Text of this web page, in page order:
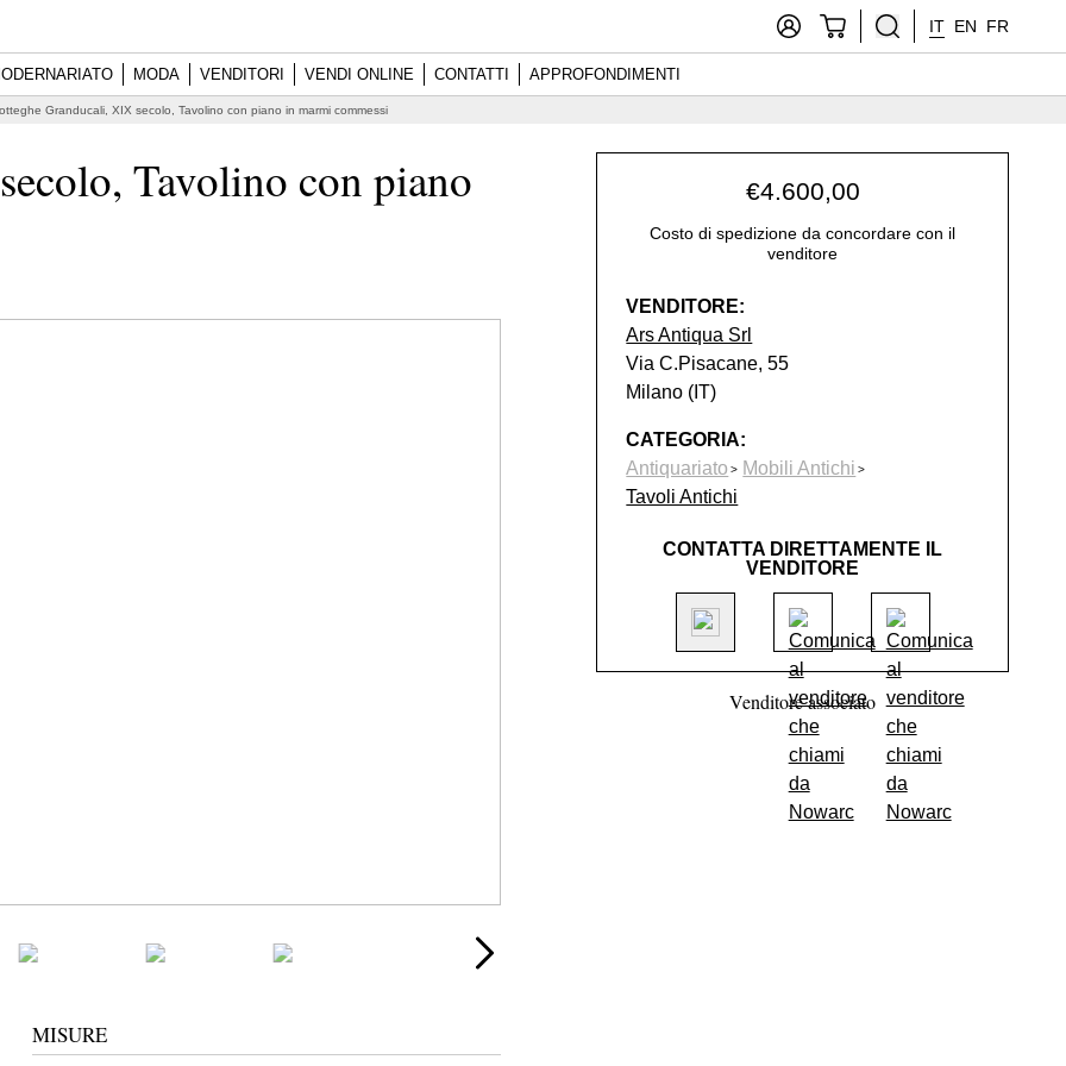
IT EN FR
MODA VENDITORI VENDI ONLINE CONTATTI APPROFONDIMENTI
Granducali, XIX secolo, Tavolino con piano in marmi commessi
Tavolino con piano
MISURE
€4.600,00
Costo di spedizione da concordare con il
venditore
VENDITORE:
Ars Antiqua Srl
Via C.Pisacane, 55
Milano (IT)
CATEGORIA:
Antiquariato
Mobili Antichi
Tavoli Antichi
CONTATTA DIRETTAMENTE IL
VENDITORE
Venditore associato